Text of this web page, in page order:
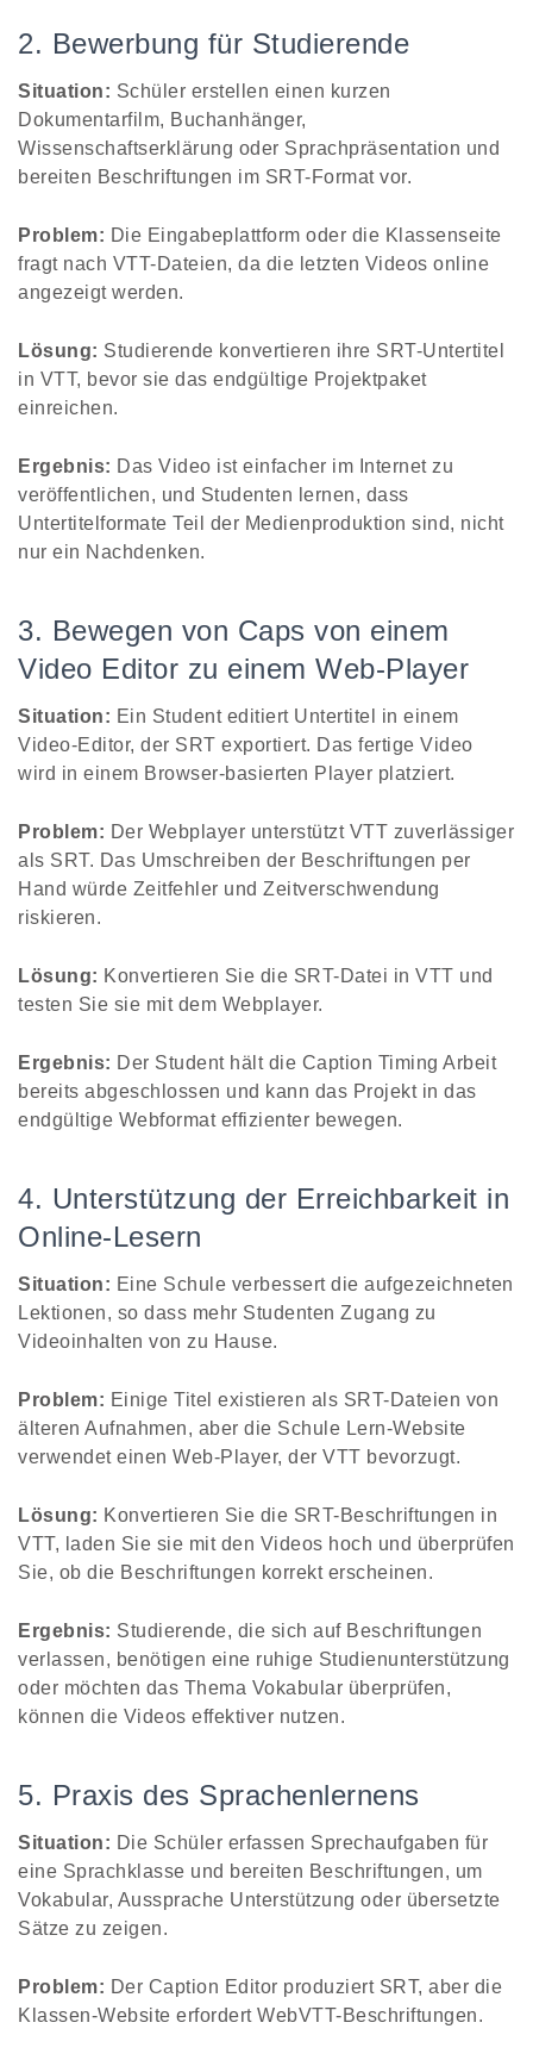
2. Bewerbung für Studierende
Situation: Schüler erstellen einen kurzen
Dokumentarfilm, Buchanhänger,
Wissenschaftserklärung oder Sprachpräsentation und
bereiten Beschriftungen im SRT-Format vor.
Problem: Die Eingabeplattform oder die Klassenseite
fragt nach VTT-Dateien, da die letzten Videos online
angezeigt werden.
Lösung: Studierende konvertieren ihre SRT-Untertitel
in VTT, bevor sie das endgültige Projektpaket
einreichen.
Ergebnis: Das Video ist einfacher im Internet zu
veröffentlichen, und Studenten lernen, dass
Untertitelformate Teil der Medienproduktion sind, nicht
nur ein Nachdenken.
3. Bewegen von Caps von einem
Video Editor zu einem Web-Player
Situation: Ein Student editiert Untertitel in einem
Video-Editor, der SRT exportiert. Das fertige Video
wird in einem Browser-basierten Player platziert.
Problem: Der Webplayer unterstützt VTT zuverlässiger
als SRT. Das Umschreiben der Beschriftungen per
Hand würde Zeitfehler und Zeitverschwendung
riskieren.
Lösung: Konvertieren Sie die SRT-Datei in VTT und
testen Sie sie mit dem Webplayer.
Ergebnis: Der Student hält die Caption Timing Arbeit
bereits abgeschlossen und kann das Projekt in das
endgültige Webformat effizienter bewegen.
4. Unterstützung der Erreichbarkeit in
Online-Lesern
Situation: Eine Schule verbessert die aufgezeichneten
Lektionen, so dass mehr Studenten Zugang zu
Videoinhalten von zu Hause.
Problem: Einige Titel existieren als SRT-Dateien von
älteren Aufnahmen, aber die Schule Lern-Website
verwendet einen Web-Player, der VTT bevorzugt.
Lösung: Konvertieren Sie die SRT-Beschriftungen in
VTT, laden Sie sie mit den Videos hoch und überprüfen
Sie, ob die Beschriftungen korrekt erscheinen.
Ergebnis: Studierende, die sich auf Beschriftungen
verlassen, benötigen eine ruhige Studienunterstützung
oder möchten das Thema Vokabular überprüfen,
können die Videos effektiver nutzen.
5. Praxis des Sprachenlernens
Situation: Die Schüler erfassen Sprechaufgaben für
eine Sprachklasse und bereiten Beschriftungen, um
Vokabular, Aussprache Unterstützung oder übersetzte
Sätze zu zeigen.
Problem: Der Caption Editor produziert SRT, aber die
Klassen-Website erfordert WebVTT-Beschriftungen.